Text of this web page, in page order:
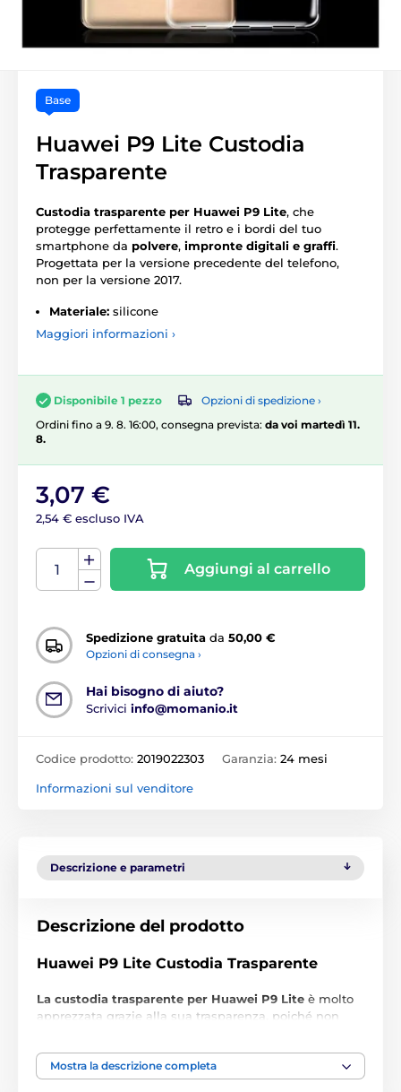
Base
Huawei P9 Lite Custodia
Trasparente
Custodia trasparente per Huawei P9 Lite, che
protegge perfettamente il retro e i bordi del tuo
smartphone da polvere, impronte digitali e graffi.
Progettata per la versione precedente del telefono,
non per la versione 2017.
Materiale: silicone
Maggiori informazioni ›
Disponibile 1 pezzo
Opzioni di spedizione ›
Ordini fino a 9. 8. 16:00, consegna prevista: da voi martedì 11.
8.
3,07 €
2,54 € escluso IVA
Aggiungi al carrello
Spedizione gratuita da 50,00 €
Opzioni di consegna ›
Hai bisogno di aiuto?
Scrivici info@momanio.it
Codice prodotto: 2019022303 Garanzia: 24 mesi
Informazioni sul venditore
Descrizione e parametri
Descrizione del prodotto
Huawei P9 Lite Custodia Trasparente
La custodia trasparente per Huawei P9 Lite è molto
apprezzata grazie alla sua trasparenza, poiché non
La cover trasparente per Huawei P9 Lite
offre al tuo
smartphone una protezione perfetta delle parti
Mostra la descrizione completa